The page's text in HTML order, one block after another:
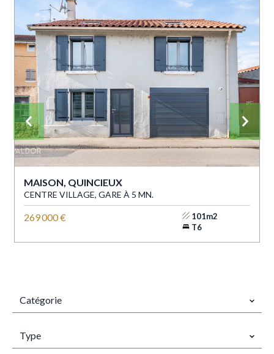
MAISON, QUINCIEUX
CENTRE VILLAGE, GARE À 5 MN.
269 000 €
101m2
T6
Catégorie
Type